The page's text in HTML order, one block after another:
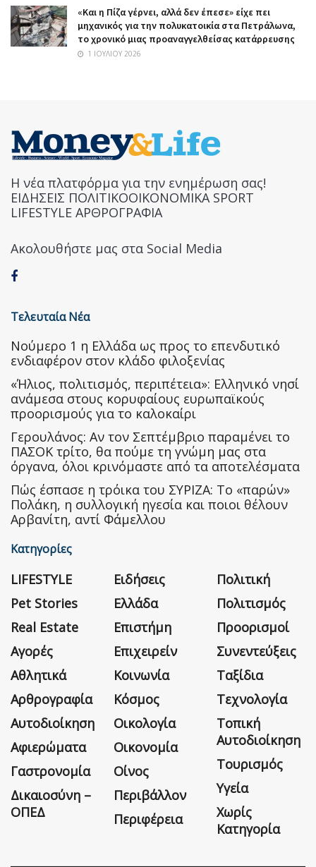
«Και η Πίζα γέρνει, αλλά δεν έπεσε» είχε πει
μηχανικός για την πολυκατοικία στα Πετράλωνα,
το χρονικό μιας προαναγγελθείσας κατάρρευσης
1 ΙΟΥΛΊΟΥ 2026
Η νέα πλατφόρμα για την ενημέρωση σας!
ΕΙΔΗΣΕΙΣ ΠΟΛΙΤΙΚΟΟΙΚΟΝΟΜΙΚΑ SPORT
LIFESTYLE ΑΡΘΡΟΓΡΑΦΙΑ
Ακολουθήστε μας στα Social Media
Τελευταία Νέα
Nούμερο 1 η Ελλάδα ως προς το επενδυτικό
ενδιαφέρον στον κλάδο φιλοξενίας
«Ήλιος, πολιτισμός, περιπέτεια»: Ελληνικό νησί
ανάμεσα στους κορυφαίους ευρωπαϊκούς
προορισμούς για το καλοκαίρι
Γερουλάνος: Αν τον Σεπτέμβριο παραμένει το
ΠΑΣΟΚ τρίτο, θα πούμε τη γνώμη μας στα
όργανα, όλοι κρινόμαστε από τα αποτελέσματα
Πώς έσπασε η τρόικα του ΣΥΡΙΖΑ: Το «παρών»
Πολάκη, η συλλογική ηγεσία και ποιοι θέλουν
Αρβανίτη, αντί Φάμελλου
Κατηγορίες
LIFESTYLE
Pet Stories
Real Estate
Αγορές
Αθλητικά
Αρθρογραφία
Αυτοδιοίκηση
Αφιερώματα
Γαστρονομία
Δικαιοσύνη –
ΟΠΕΔ
Ειδήσεις
Ελλάδα
Επιστήμη
Επιχειρείν
Κοινωνία
Κόσμος
Οικολογία
Οικονομία
Οίνος
Περιβάλλον
Περιφέρεια
Πολιτική
Πολιτισμός
Προορισμοί
Συνεντεύξεις
Ταξίδια
Τεχνολογία
Τοπική
Αυτοδιοίκηση
Τουρισμός
Υγεία
Χωρίς
Κατηγορία